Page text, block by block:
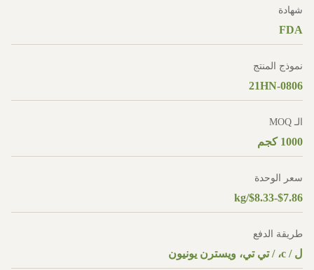
شهادة
FDA
نموذج المنتج
21HN-0806
الـ MOQ
1000 كجم
سعر الوحدة
$7.86-$8.33/kg
طريقة الدفع
ل / c، / تي تي، ويسترن يونيون